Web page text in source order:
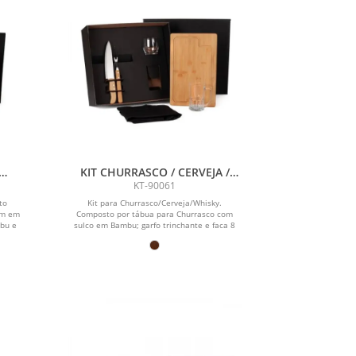
6
em
e
KIT CHURRASCO / CERVEJA /
WHISKY - 6 PÇS
KT-90061
Kit para Churrasco/Cerveja/Whisky.
Composto por tábua para Churrasco com
sulco em Bambu; garfo trinchante e faca 8